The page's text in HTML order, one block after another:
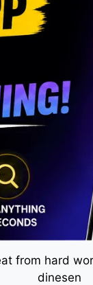
from hard
dinesen